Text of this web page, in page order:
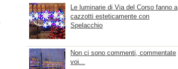
Le luminarie di Via del Corso fanno a
cazzotti esteticamente con
Spelacchio
Non ci sono commenti, commentate
voi...